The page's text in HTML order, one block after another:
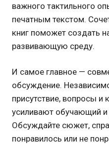
важного тактильного
печатным текстом.
книг поможет создать
развивающую среду.
И самое главное —
обсуждение.
присутствие, вопросы и
усиливают обучающий
Обсуждайте сюжет,
понравилось или не